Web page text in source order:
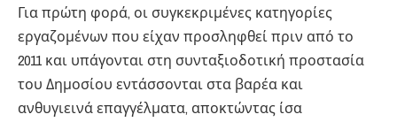
Για πρώτη φορά, οι συγκεκριμένες κατηγορίες
εργαζομένων που είχαν προσληφθεί πριν από το
2011 και υπάγονται στη συνταξιοδοτική προστασία
του Δημοσίου εντάσσονται στα βαρέα και
ανθυγιεινά επαγγέλματα, αποκτώντας ίσα